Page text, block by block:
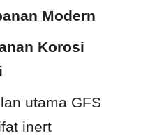
Modern
Korosi
utama GFS
inert